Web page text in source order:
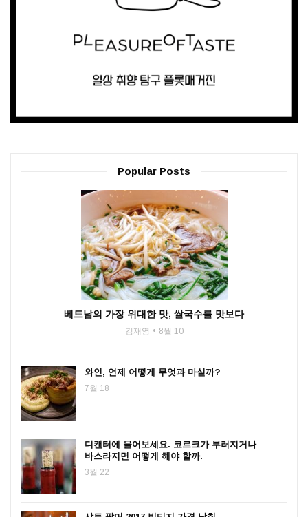
Popular Posts
베트남의 가장 위대한 맛, 쌀국수를 맛보다
김재영 8월 10
와인, 언제 어떻게 무엇과 마실까?
7월 18
디캔터에 물어보세요. 코르크가 부러지거나
바스라지면 어떻게 해야 할까.
3월 22